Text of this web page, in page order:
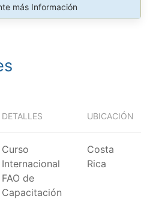
más Información
DETALLES UBICACIÓN
Curso
Internacional
FAO de
Capacitación
Costa
Rica